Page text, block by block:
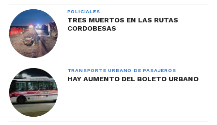
POLICIALES
TRES MUERTOS EN LAS RUTAS
CORDOBESAS
TRANSPORTE URBANO DE PASAJEROS
HAY AUMENTO DEL BOLETO URBANO